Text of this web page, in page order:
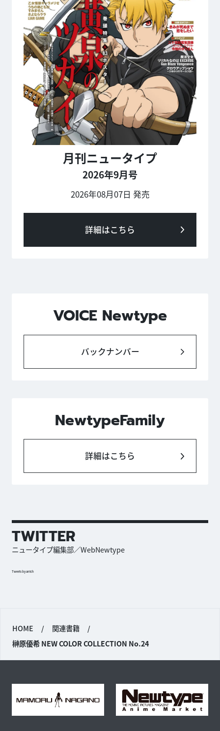
月刊ニュータイプ
2026年9月号
2026年08月07日 発売
詳細はこちら
VOICE Newtype
バックナンバー
NewtypeFamily
詳細はこちら
TWITTER
ニュータイプ編集部／WebNewtype
Tweets by antch
HOME / 関連書籍
/
榊原優希 NEW COLOR COLLECTION No.24